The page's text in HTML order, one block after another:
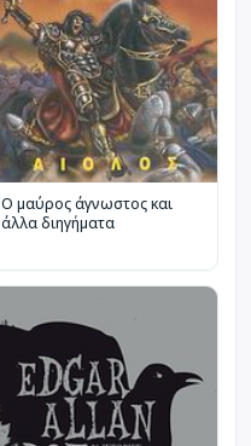
Ο μαύρος άγνωστος και
άλλα διηγήματα